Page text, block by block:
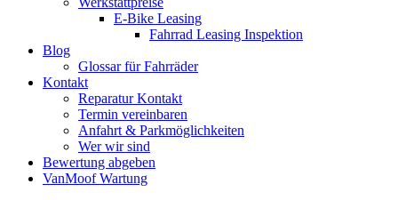
E-Bike Leasing
Fahrrad Leasing Inspektion
Blog
Glossar für Fahrräder
Kontakt
Reparatur Kontakt
Termin vereinbaren
Anfahrt & Parkmöglichkeiten
Wer wir sind
Bewertung abgeben
VanMoof Wartung